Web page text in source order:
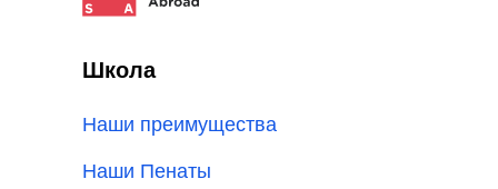
Школа
Наши преимущества
Наши Пенаты